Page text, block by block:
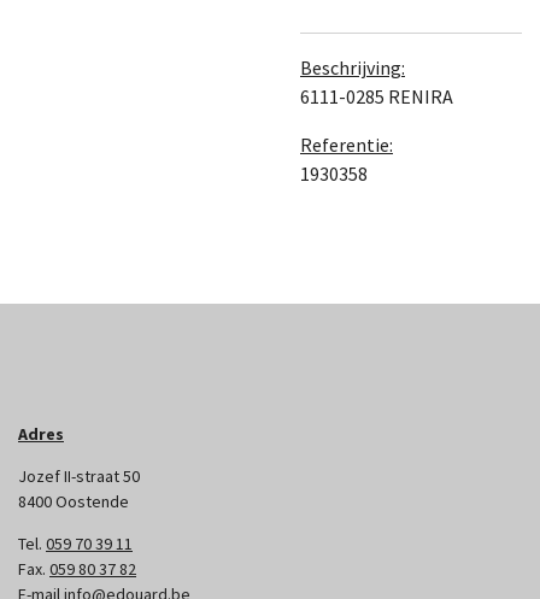
Beschrijving:
6111-0285 RENIRA
Referentie:
1930358
Adres
Jozef II-straat 50
8400 Oostende
Tel. 059 70 39 11
Fax. 059 80 37 82
E-mailinfo@edouard.be